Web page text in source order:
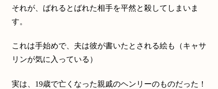
それが、ばれるとばれた相手を平然と殺してしまいま
す。
これは手始めで、夫は彼が書いたとされる絵も（キャサ
リンが気に入っている）
実は、19歳で亡くなった親戚のヘンリーのものだった！